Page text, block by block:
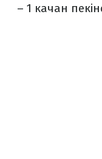
– 1 качан